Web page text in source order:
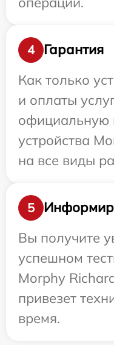
4
Гарантия
Как только
и оплаты
официальную
устройства
на все виды
5
Вы получите
успешном
Morphy
привезет
время.